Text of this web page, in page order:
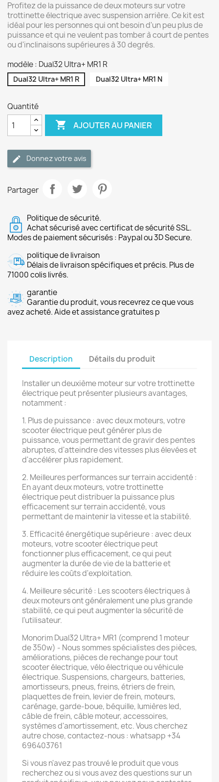
Profitez de la puissance de deux moteurs sur votre
trottinette électrique avec suspension arrière. Ce kit est
idéal pour les personnes qui ont besoin d'un peu plus de
puissance et qui ne veulent pas tomber à court de pentes
ou d'inclinaisons supérieures à 30 degrés.
modèle : Dual32 Ultra+ MR1 R
Dual32 Ultra+ MR1 R Dual32 Ultra+ MR1 N
Quantité
 AJOUTER AU PANIER
Donnez votre avis
Partager
Politique de sécurité.
Achat sécurisé avec certificat de sécurité SSL.
Modes de paiement sécurisés : Paypal ou 3D Secure.
politique de livraison
Délais de livraison spécifiques et précis. Plus de
71000 colis livrés.
garantie
Garantie du produit, vous recevrez ce que vous
avez acheté. Aide et assistance gratuites p
Description Détails du produit
Installer un deuxième moteur sur votre trottinette
électrique peut présenter plusieurs avantages,
notamment :
1. Plus de puissance : avec deux moteurs, votre
scooter électrique peut générer plus de
puissance, vous permettant de gravir des pentes
abruptes, d'atteindre des vitesses plus élevées et
d'accélérer plus rapidement.
2. Meilleures performances sur terrain accidenté :
En ayant deux moteurs, votre trottinette
électrique peut distribuer la puissance plus
efficacement sur terrain accidenté, vous
permettant de maintenir la vitesse et la stabilité.
3. Efficacité énergétique supérieure : avec deux
moteurs, votre scooter électrique peut
fonctionner plus efficacement, ce qui peut
augmenter la durée de vie de la batterie et
réduire les coûts d'exploitation.
4. Meilleure sécurité : Les scooters électriques à
deux moteurs ont généralement une plus grande
stabilité, ce qui peut augmenter la sécurité de
l'utilisateur.
Monorim Dual32 Ultra+ MR1 (comprend 1 moteur
de 350w) - Nous sommes spécialistes des pièces,
améliorations, pièces de rechange pour tout
scooter électrique, vélo électrique ou véhicule
électrique. Suspensions, chargeurs, batteries,
amortisseurs, pneus, freins, étriers de frein,
plaquettes de frein, levier de frein, moteurs,
carénage, garde-boue, béquille, lumières led,
câble de frein, câble moteur, accessoires,
systèmes d'amortissement, etc. Vous cherchez
autre chose, contactez-nous : whatsapp +34
696403761
Si vous n'avez pas trouvé le produit que vous
recherchez ou si vous avez des questions sur un